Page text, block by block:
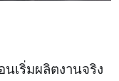
เริ่มผลิตงานจริง